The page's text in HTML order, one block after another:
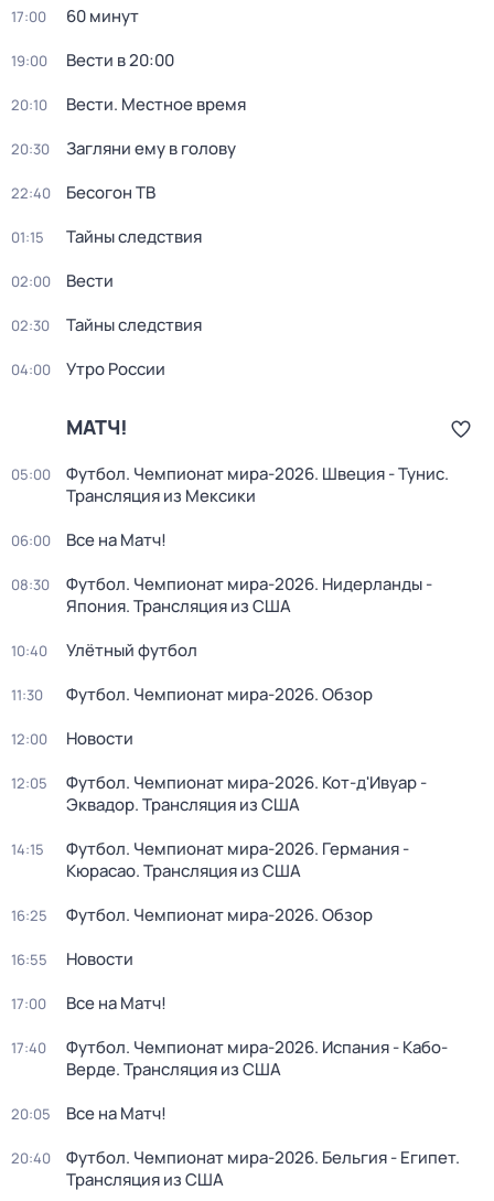
17:00 60 минут
19:00 Вести в 20:00
20:10 Вести. Местное время
20:30 Загляни ему в голову
22:40 Бесогон ТВ
01:15 Тайны следствия
02:00 Вести
02:30 Тайны следствия
04:00 Утро России
МАТЧ!
05:00
Футбол. Чемпионат мира-2026. Швеция - Тунис.
Трансляция из Мексики
06:00 Все на Матч!
08:30
Футбол. Чемпионат мира-2026. Нидерланды -
Япония. Трансляция из США
10:40 Улётный футбол
11:30 Футбол. Чемпионат мира-2026. Обзор
12:00 Новости
12:05
Футбол. Чемпионат мира-2026. Кот-д'Ивуар -
Эквадор. Трансляция из США
14:15
Футбол. Чемпионат мира-2026. Германия -
Кюрасао. Трансляция из США
16:25 Футбол. Чемпионат мира-2026. Обзор
16:55 Новости
17:00 Все на Матч!
17:40
Футбол. Чемпионат мира-2026. Испания - Кабо-
Верде. Трансляция из США
20:05 Все на Матч!
20:40
Футбол. Чемпионат мира-2026. Бельгия - Египет.
Трансляция из США